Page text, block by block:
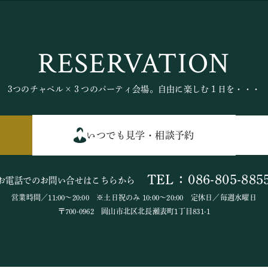
RESERVATION
3つのチャペル×３つのパーティ会場。自由に楽しむ１日を・・・
いつでも見学・相談予約
電話でのお問い合せはこちらから TEL：086-805-
営業時間／11:00～20:00 ※土日祝のみ 10:00～20:00 定休日／毎週水曜日
〒700-0962 岡山市北区北長瀬表町1丁目831-1